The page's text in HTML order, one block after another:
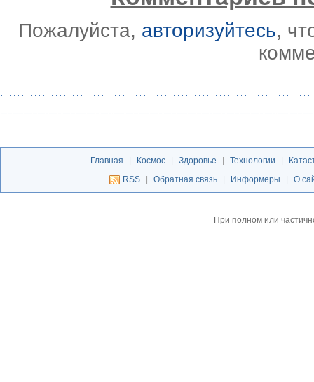
Пожалуйста, авторизуйтесь,
Главная | Космос | Здоровье | Технологии |
RSS
| Обратная связь | Информеры | О
При полном или